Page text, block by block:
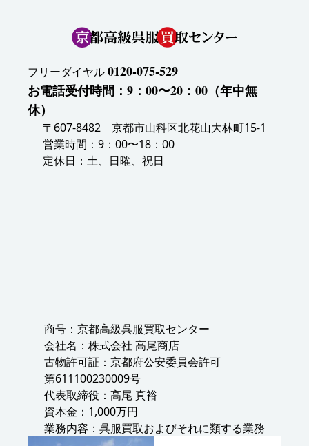
フリーダイヤル0120-075-529
お電話受付時間：9：00〜20：00（年中無
休）
〒607-8482 京都市山科区北花山大林町15-1
営業時間：9：00〜18：00
定休日：土、日曜、祝日
商号：京都高級呉服買取センター
会社名：株式会社 高尾商店
古物許可証：京都府公安委員会許可
第611100230009号
代表取締役：高尾 真裕
資本金：1,000万円
業務内容：呉服買取およびそれに類する業務